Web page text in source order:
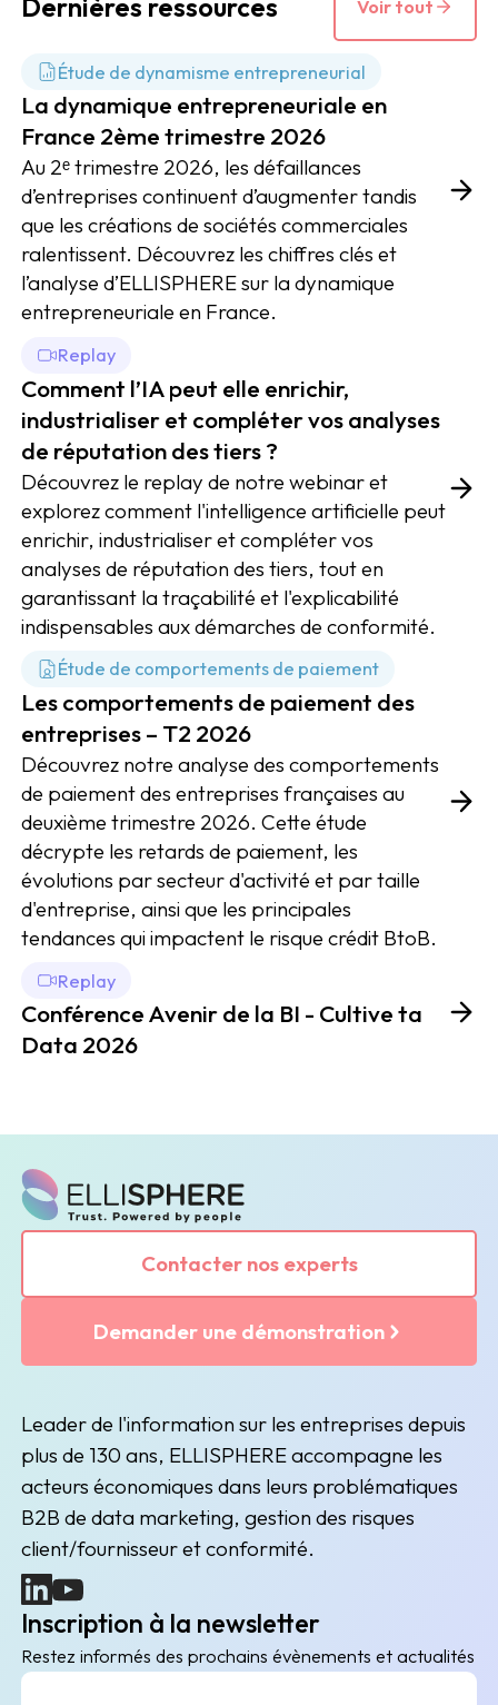
Dernières ressources Voir tout
Étude de dynamisme entrepreneurial
La dynamique entrepreneuriale en
France 2ème trimestre 2026
Au 2ᵉ trimestre 2026, les défaillances
d’entreprises continuent d’augmenter tandis
que les créations de sociétés commerciales
ralentissent. Découvrez les chiffres clés et
l’analyse d’ELLISPHERE sur la dynamique
entrepreneuriale en France.
Replay
Comment l’IA peut elle enrichir,
industrialiser et compléter vos analyses
de réputation des tiers ?
Découvrez le replay de notre webinar et
explorez comment l'intelligence artificielle peut
enrichir, industrialiser et compléter vos
analyses de réputation des tiers, tout en
garantissant la traçabilité et l'explicabilité
indispensables aux démarches de conformité.
Étude de comportements de paiement
Les comportements de paiement des
entreprises – T2 2026
Découvrez notre analyse des comportements
de paiement des entreprises françaises au
deuxième trimestre 2026. Cette étude
décrypte les retards de paiement, les
évolutions par secteur d'activité et par taille
d'entreprise, ainsi que les principales
tendances qui impactent le risque crédit BtoB.
Replay
Conférence Avenir de la BI - Cultive ta
Data 2026
Contacter nos experts
Demander une démonstration
Leader de l'information sur les entreprises depuis
plus de 130 ans, ELLISPHERE accompagne les
acteurs économiques dans leurs problématiques
B2B de data marketing, gestion des risques
client/fournisseur et conformité.
(nouvelle fenêtre)
(nouvelle fenêtre)
Inscription à la newsletter
Restez informés des prochains évènements et actualités